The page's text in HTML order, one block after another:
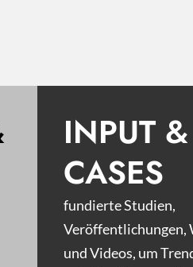
INPUT &
CASES
fundierte Studien,
Veröffentlichungen,
und Videos, um